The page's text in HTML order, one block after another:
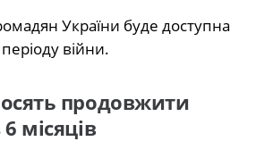
України буде доступна
війни.
продовжити
місяців